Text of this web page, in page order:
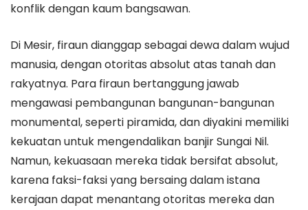
konflik dengan kaum bangsawan.
Di Mesir, firaun dianggap sebagai dewa dalam wujud
manusia, dengan otoritas absolut atas tanah dan
rakyatnya. Para firaun bertanggung jawab
mengawasi pembangunan bangunan-bangunan
monumental, seperti piramida, dan diyakini memiliki
kekuatan untuk mengendalikan banjir Sungai Nil.
Namun, kekuasaan mereka tidak bersifat absolut,
karena faksi-faksi yang bersaing dalam istana
kerajaan dapat menantang otoritas mereka dan